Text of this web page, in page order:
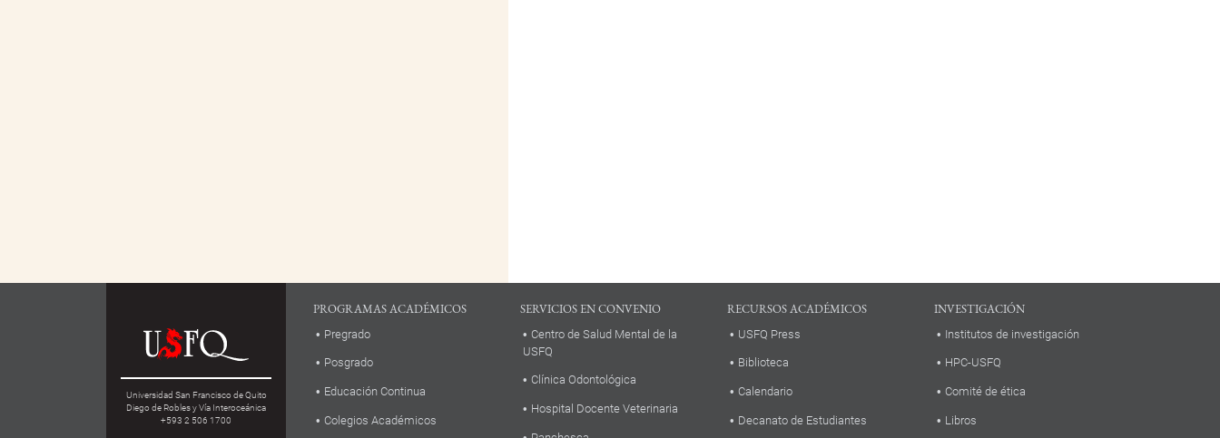
Universidad San Francisco de Quito
Diego de Robles y Vía Interoceánica
+593 2 506 1700
PROGRAMAS ACADÉMICOS
Pregrado
Posgrado
Educación Continua
Colegios Académicos
SERVICIOS EN CONVENIO
Centro de Salud Mental de la
USFQ
Clínica Odontológica
Hospital Docente Veterinaria
RECURSOS ACADÉMICOS
USFQ Press
Biblioteca
Calendario
Decanato de Estudiantes
INVESTIGACIÓN
Institutos de investigación
HPC-USFQ
Comité de ética
Libros